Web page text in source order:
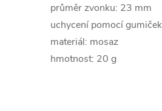
průměr zvonku: 23 mm
uchycení pomocí gumiček
materiál: mosaz
hmotnost: 20 g